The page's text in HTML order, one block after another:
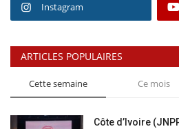
Instagram
ARTICLES POPULAIRES
Cette semaine Ce mois
Côte d’Ivoire